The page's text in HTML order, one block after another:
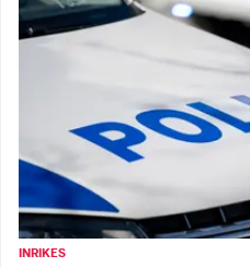
INRIKES